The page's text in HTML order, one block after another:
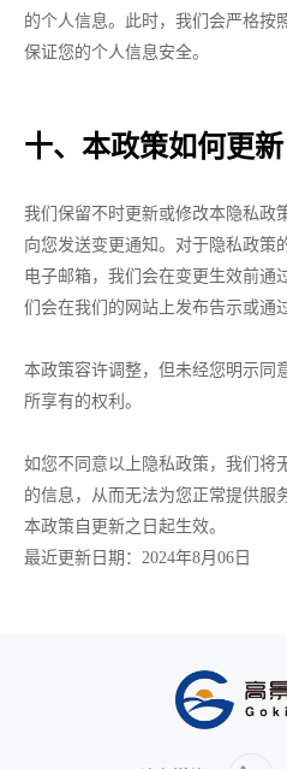
的个人信息。此时，我们会严格按
保证您的个人信息安全。
十、本政策如何更新
我们保留不时更新或修改本隐私政
向您发送变更通知。对于隐私政策
电子邮箱，我们会在变更生效前通
们会在我们的网站上发布告示或通
本政策容许调整，但未经您明示同
所享有的权利。
如您不同意以上隐私政策，我们将
的信息，从而无法为您正常提供服
本政策自更新之日起生效。
最近更新日期：2024年8月06日